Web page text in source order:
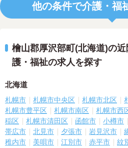
他の条件で介護・福
檜山郡厚沢部町(北海道)の
護・福祉の求人を探す
北海道
札幌市 札幌市中央区 札幌市北区
札幌市豊平区
札幌市南区 札幌市西
稲区
札幌市清田区 函館市 小樽市
帯広市
北見市 夕張市 岩見沢市
稚内市
美唄市 江別市 赤平市 紋